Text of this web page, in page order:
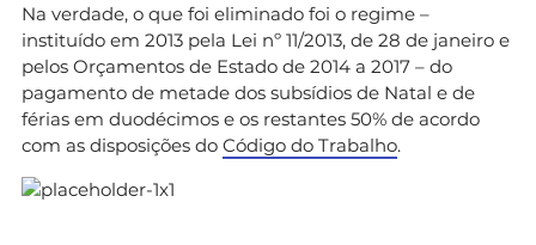
Na verdade, o que foi eliminado foi o regime –
instituído em 2013 pela Lei nº 11/2013, de 28 de janeiro e
pelos Orçamentos de Estado de 2014 a 2017 – do
pagamento de metade dos subsídios de Natal e de
férias em duodécimos e os restantes 50% de acordo
com as disposições do Código do Trabalho.